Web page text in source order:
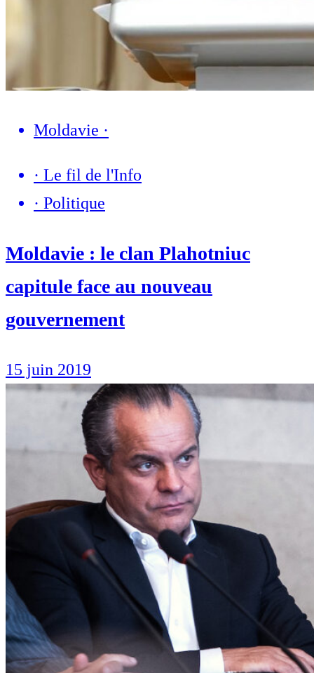
Moldavie ·
· Le fil de l'Info
· Politique
Moldavie : le clan Plahotniuc
capitule face au nouveau
gouvernement
15 juin 2019